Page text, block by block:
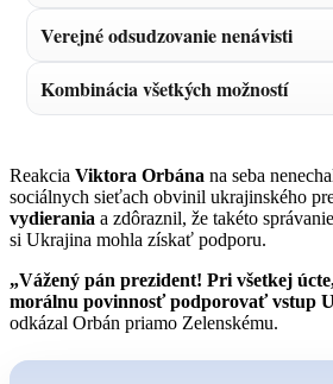
Verejné odsudzovanie nenávisti
Kombinácia všetkých možností
Reakcia Viktora Orbána na seba
sociálnych sieťach obvinil ukrajinského
vydierania a zdôraznil, že takéto
si Ukrajina mohla získať podporu.
„Vážený pán prezident! Pri všetkej
morálnu povinnosť podporovať vstup
odkázal Orbán priamo Zelenskému.